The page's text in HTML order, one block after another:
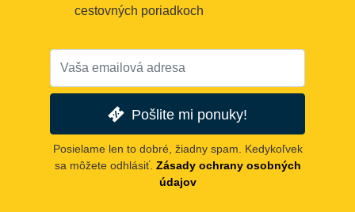
cestovných poriadkoch
Pošlite mi ponuky!
Posielame len to dobré, žiadny spam. Kedykoľvek
sa môžete odhlásiť. Zásady ochrany osobných
údajov